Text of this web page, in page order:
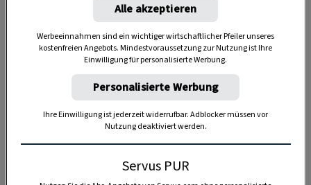
Anzeige
Alle akzeptieren
Werbeeinnahmen sind ein wichtiger wirtschaftlicher Pfeiler unseres
kostenfreien Angebots. Mindestvoraussetzung zur Nutzung ist Ihre
Einwilligung für personalisierte Werbung.
Personalisierte Werbung
Ihre Einwilligung ist jederzeit widerrufbar. Adblocker müssen vor
Nutzung deaktiviert werden.
Servus PUR